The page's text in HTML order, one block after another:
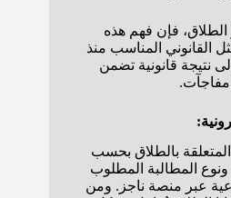
الطلاق، فإن فهم هذه
القانوني المناسب منذ
نتيجة قانونية تضمن
المتعلقة بالطلاق بحسب
ونوع المطالبة المطلوب
عبر منصة ناجز. ومن